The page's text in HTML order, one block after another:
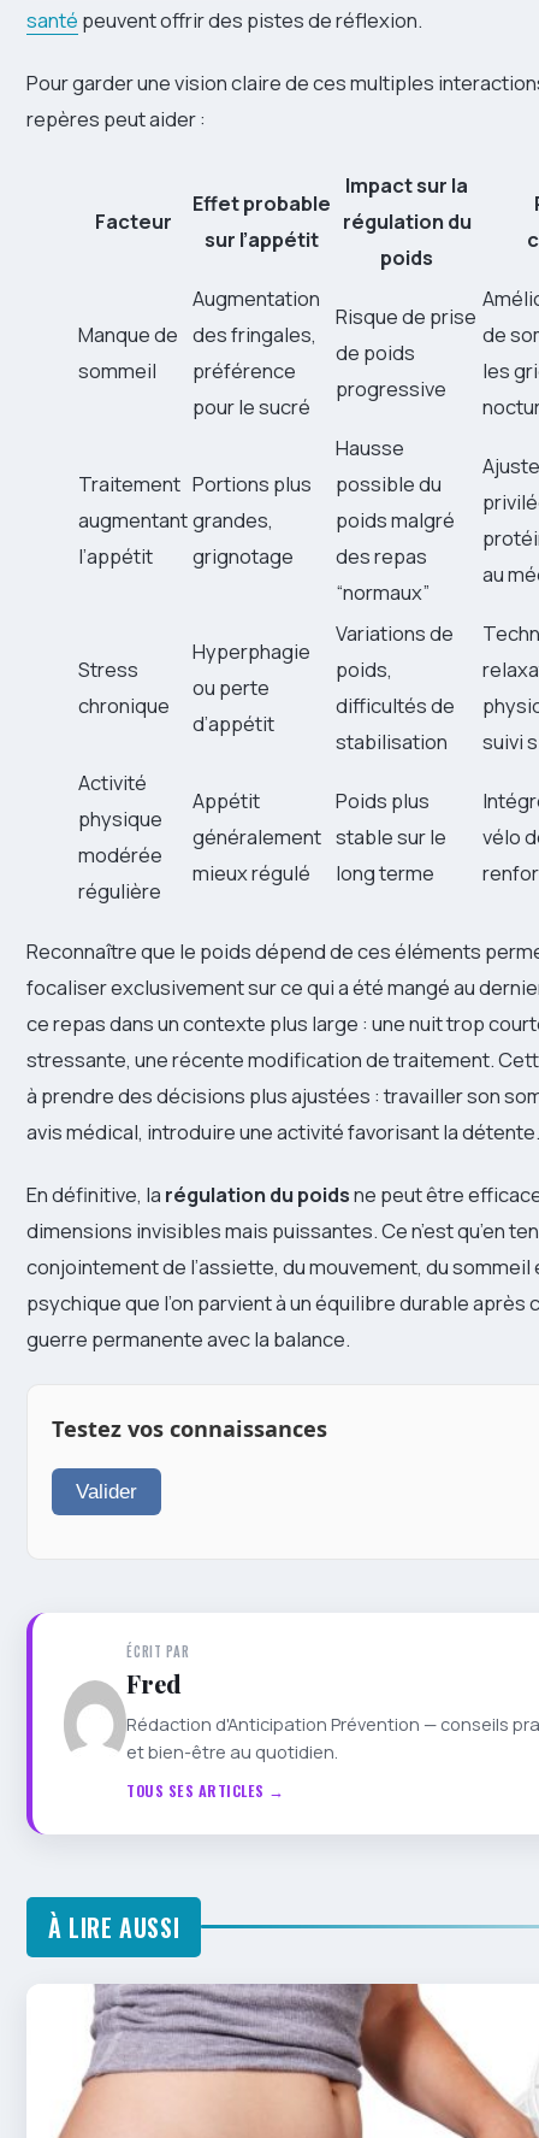
santé peuvent offrir des pistes de réflexion.
Pour garder une vision claire de ces multiples
repères peut aider :
Facteur
Effet probable
sur l’appétit
Impact sur la
régulation du
poids
Manque de
sommeil
Augmentation
des fringales,
préférence
pour le sucré
Risque de prise
de poids
progressive
de
les
Traitement
augmentant
l’appétit
Portions plus
grandes,
grignotage
Hausse
possible du
poids malgré
des repas
“normaux”
au
Stress
chronique
Hyperphagie
ou perte
d’appétit
Variations de
poids,
difficultés de
stabilisation
suivi
Activité
physique
modérée
régulière
Appétit
généralement
mieux régulé
Poids plus
stable sur le
long terme
vélo
Reconnaître que le poids dépend de ces éléments
focaliser exclusivement sur ce qui a été mangé au
ce repas dans un contexte plus large : une nuit trop
stressante, une récente modification de traitement.
à prendre des décisions plus ajustées : travailler son
avis médical, introduire une activité favorisant la détente.
En définitive, la régulation du poidsne peut être
dimensions invisibles mais puissantes. Ce n’est qu’en
conjointement de l’assiette, du mouvement, du sommeil
psychique que l’on parvient à un équilibre durable après
guerre permanente avec la balance.
Testez vos connaissances
Valider
ÉCRIT PAR
Fred
Rédaction d'Anticipation Prévention — conseils
et bien-être au quotidien.
TOUS SES ARTICLES →
À LIRE AUSSI